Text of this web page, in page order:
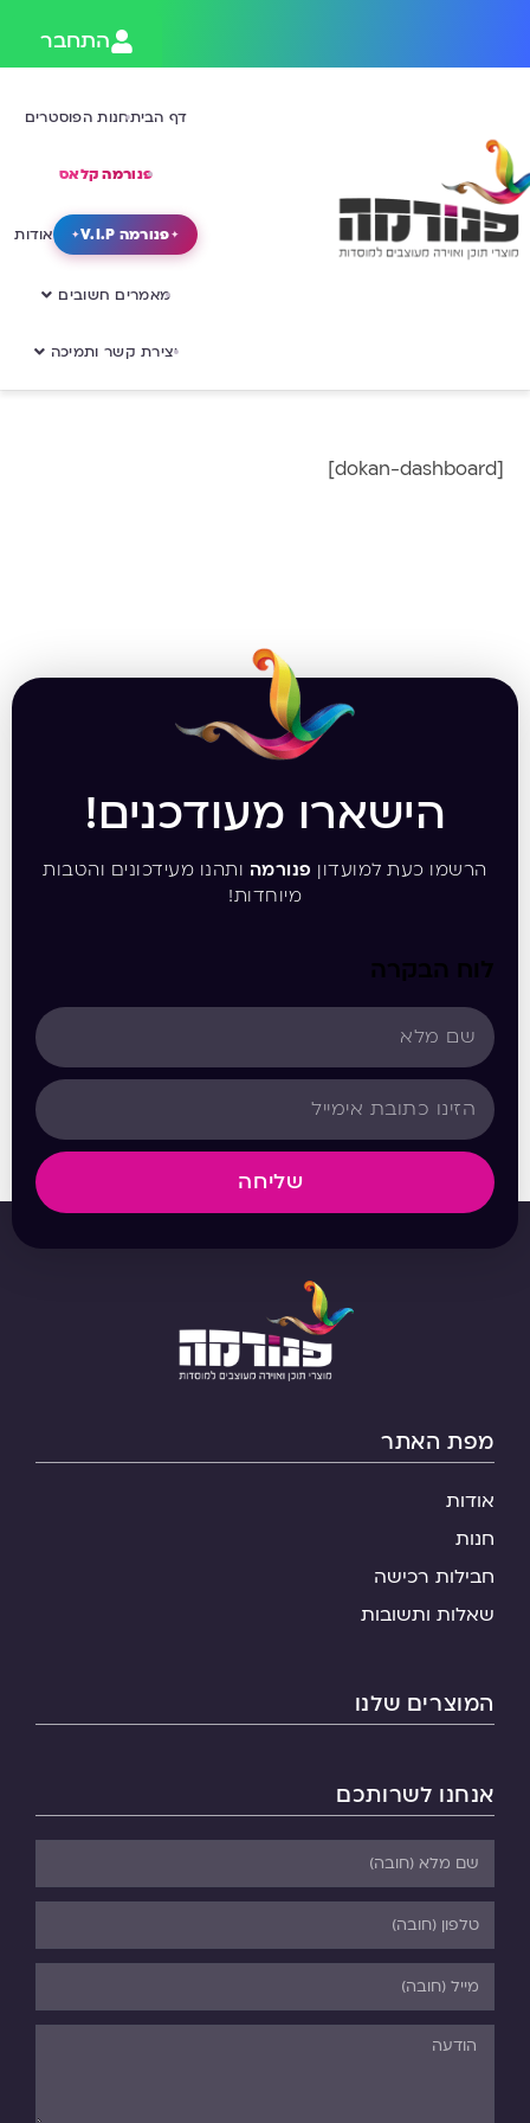
התחבר
דף הביתחנות הפוסטרים
פנורמה קלאס
פנורמה V.I.P אודות
מאמרים חשובים
יצירת קשר ותמיכה
[dokan-dashboard]
הישארו מעודכנים!
הרשמו כעת למועדון פנורמה ותהנו מעידכונים והטבות
מיוחדות!
לוח הבקרה
שליחה
מפת האתר
אודות
חנות
חבילות רכישה
שאלות ותשובות
המוצרים שלנו
אנחנו לשרותכם